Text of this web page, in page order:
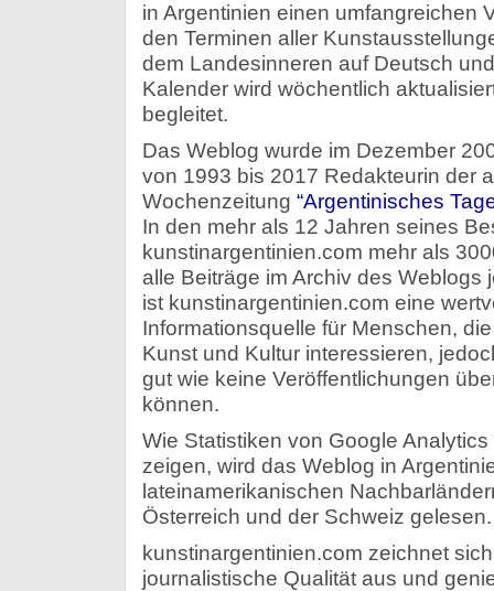
in Argentinien einen umfangreichen
den Terminen aller
dem Landesinneren auf Deutsch
Kalender wird wöchentlich
begleitet.
Das Weblog wurde im Dezember
von 1993 bis 2017 Redakteurin der
Wochenzeitung “Argentinisches
In den mehr als 12 Jahren seines
kunstinargentinien.com mehr als
alle Beiträge im Archiv des Weblogs
ist kunstinargentinien.com eine
Informationsquelle für Menschen,
Kunst und Kultur interessieren,
gut wie keine Veröffentlichungen
können.
Wie Statistiken von Google
zeigen, wird das Weblog in
lateinamerikanischen
Österreich und der Schweiz gelesen.
kunstinargentinien.com zeichnet
journalistische Qualität aus und